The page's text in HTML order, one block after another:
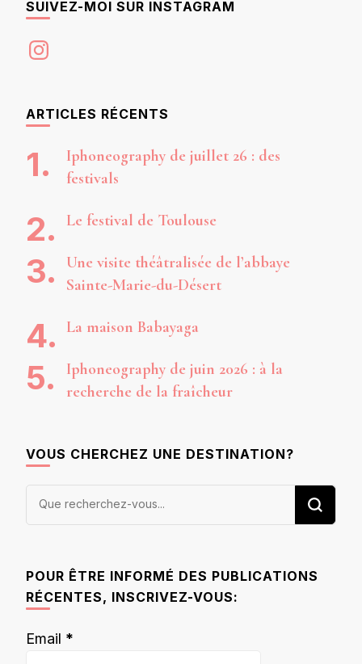
SUIVEZ-MOI SUR INSTAGRAM
Instagram
ARTICLES RÉCENTS
Iphoneography de juillet 26 : des
festivals
Le festival de Toulouse
Une visite théâtralisée de l’abbaye
Sainte-Marie-du-Désert
La maison Babayaga
Iphoneography de juin 2026 : à la
recherche de la fraîcheur
VOUS CHERCHEZ UNE DESTINATION?
Vous
POUR ÊTRE INFORMÉ DES PUBLICATIONS
RÉCENTES, INSCRIVEZ-VOUS:
Email *